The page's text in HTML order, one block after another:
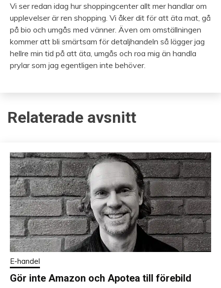
Vi ser redan idag hur shoppingcenter allt mer handlar om
upplevelser är ren shopping. Vi åker dit för att äta mat, gå
på bio och umgås med vänner. Även om omställningen
kommer att bli smärtsam för detaljhandeln så lägger jag
hellre min tid på att äta, umgås och roa mig än handla
prylar som jag egentligen inte behöver.
Relaterade avsnitt
E-handel
Gör inte Amazon och Apotea till förebild